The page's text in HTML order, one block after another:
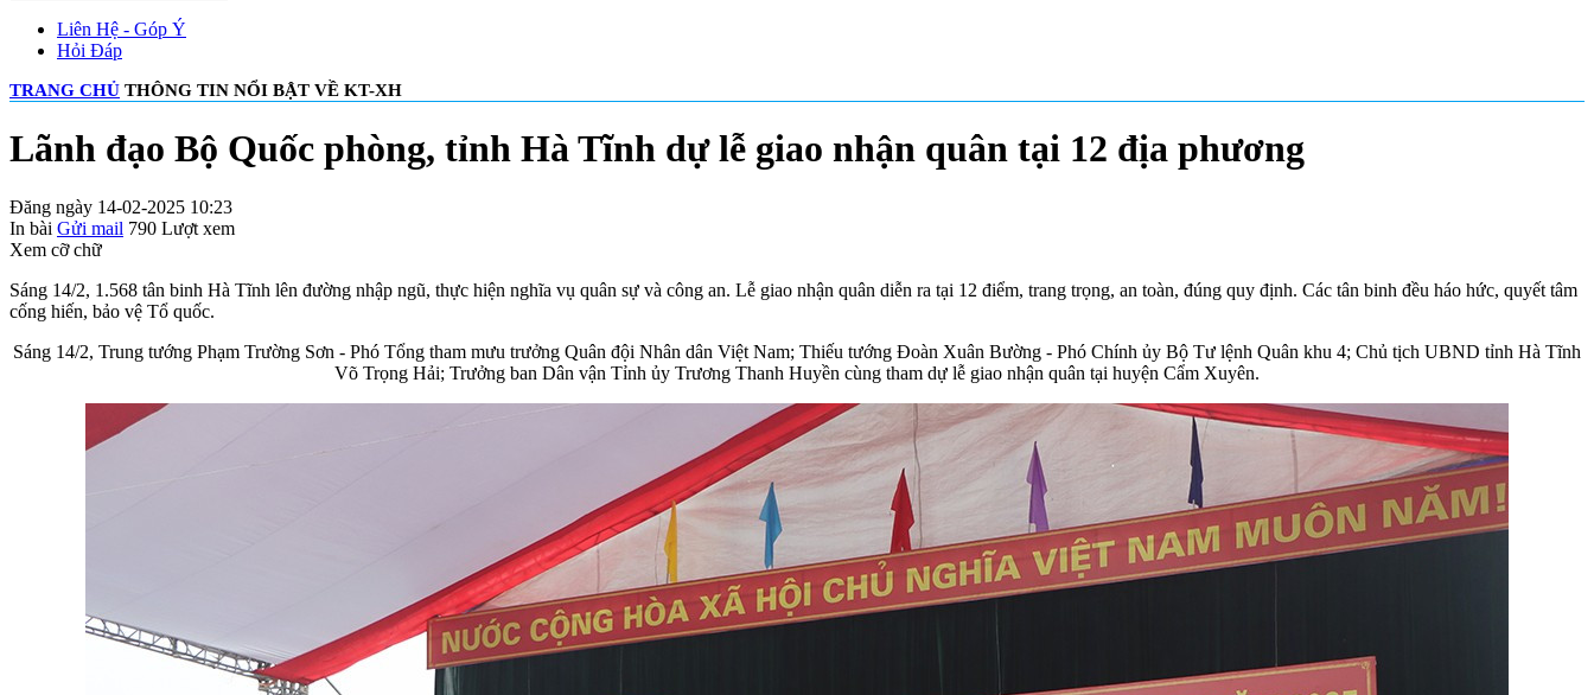
Liên Hệ - Góp Ý
Hỏi Đáp
TRANG CHỦ THÔNG TIN NỔI BẬT VỀ KT-XH
Lãnh đạo Bộ Quốc phòng, tỉnh Hà Tĩnh dự lễ giao nhận quân tại 12 địa phương
Đăng ngày 14-02-2025 10:23
In bài Gửi mail 790 Lượt xem
Xem cỡ chữ
Sáng 14/2, 1.568 tân binh Hà Tĩnh lên đường nhập ngũ, thực hiện nghĩa vụ quân sự và công an. Lễ giao nhận quân diễn ra tại 12 điểm, trang trọng, an toàn, đúng quy định. Các tân binh đều háo hức, quyết tâm
cống hiến, bảo vệ Tổ quốc.
Sáng 14/2, Trung tướng Phạm Trường Sơn - Phó Tổng tham mưu trưởng Quân đội Nhân dân Việt Nam; Thiếu tướng Đoàn Xuân Bường - Phó Chính ủy Bộ Tư lệnh Quân khu 4; Chủ tịch UBND tỉnh Hà Tĩnh
Võ Trọng Hải; Trưởng ban Dân vận Tỉnh ủy Trương Thanh Huyền cùng tham dự lễ giao nhận quân tại huyện Cẩm Xuyên.